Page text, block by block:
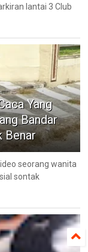
lantai 3 Club
Yang
Bandar
Benar
seorang wanita
sontak